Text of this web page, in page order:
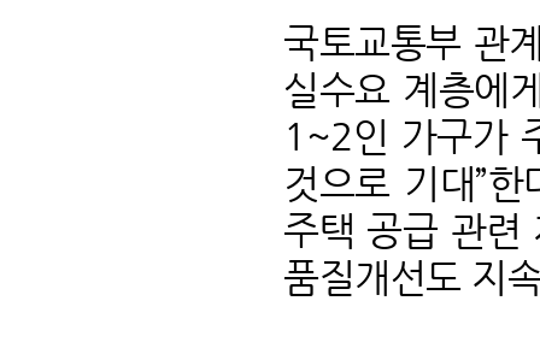
국토교통부 관
실수요 계층에
1~2인 가구가
것으로 기대”
주택 공급 관련
품질개선도 지